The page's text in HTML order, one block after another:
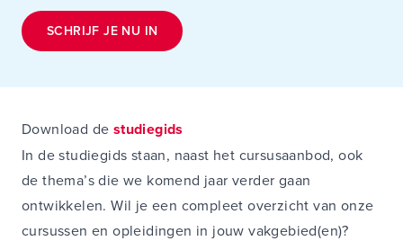
SCHRIJF JE NU IN
Download de studiegids
In de studiegids staan, naast het cursusaanbod, ook
de thema’s die we komend jaar verder gaan
ontwikkelen. Wil je een compleet overzicht van onze
cursussen en opleidingen in jouw vakgebied(en)?